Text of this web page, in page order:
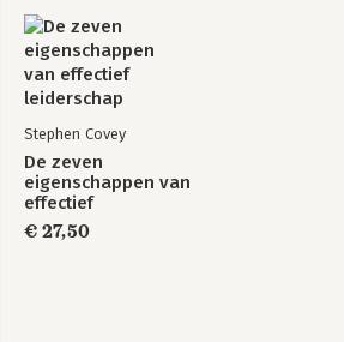
Stephen Covey
De zeven
eigenschappen van
effectief
leiderschap
€ 27,50